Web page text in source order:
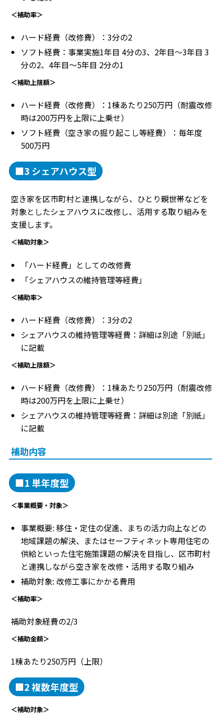
＜補助率＞
ハード経費（改修費）：3分の2
ソフト経費：事業実施1年目 4分の3、2年目〜3年目 3
分の2、4年目〜5年目 2分の1
＜補助上限額＞
ハード経費（改修費）：1棟あたり250万円（耐震改修
時は200万円を上限に上乗せ）
ソフト経費（空き家の掘り起こし等経費）：毎年度
500万円
■3 シェアハウス型
空き家を区市町村と連携しながら、ひとり親世帯などを
対象としたシェアハウスに改修し、活用する取り組みを
支援します。
＜補助対象＞
「ハード経費」としての改修費
「シェアハウスの維持管理等経費」
＜補助率＞
ハード経費（改修費）：3分の2
シェアハウスの維持管理等経費：詳細は別途「別紙」
に記載
＜補助上限額＞
ハード経費（改修費）：1棟あたり250万円（耐震改修
時は200万円を上限に上乗せ）
シェアハウスの維持管理等経費：詳細は別途「別紙」
に記載
補助内容
■1 単年度型
＜事業概要・対象＞
事業概要: 移住・定住の促進、まちの活力向上などの
地域課題の解決、またはセーフティネット専用住宅の
供給といった住宅施策課題の解決を目指し、区市町村
と連携しながら空き家を改修・活用する取り組み
補助対象: 改修工事にかかる費用
＜補助率＞
補助対象経費の2/3
＜補助金額＞
1棟あたり250万円（上限）
■2 複数年度型
＜補助対象＞